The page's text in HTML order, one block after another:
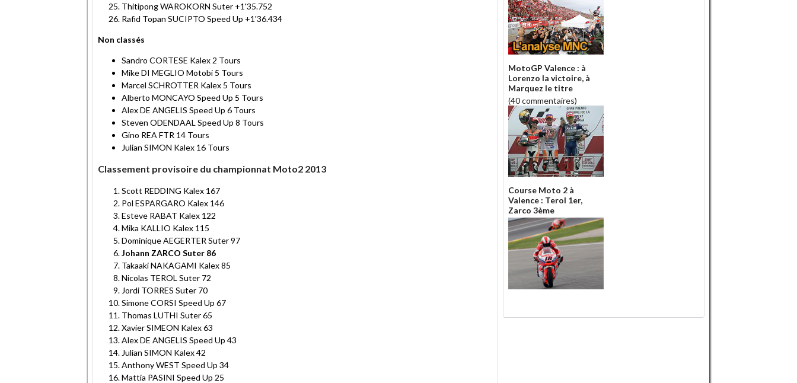
Thitipong WAROKORN Suter +1'35.752
Rafid Topan SUCIPTO Speed Up +1'36.434
Non classés
Sandro CORTESE Kalex 2 Tours
Mike DI MEGLIO Motobi 5 Tours
Marcel SCHROTTER Kalex 5 Tours
Alberto MONCAYO Speed Up 5 Tours
Alex DE ANGELIS Speed Up 6 Tours
Steven ODENDAAL Speed Up 8 Tours
Gino REA FTR 14 Tours
Julian SIMON Kalex 16 Tours
Classement provisoire du championnat Moto2 2013
Scott REDDING Kalex 167
Pol ESPARGARO Kalex 146
Esteve RABAT Kalex 122
Mika KALLIO Kalex 115
Dominique AEGERTER Suter 97
Johann ZARCO Suter 86
Takaaki NAKAGAMI Kalex 85
Nicolas TEROL Suter 72
Jordi TORRES Suter 70
Simone CORSI Speed Up 67
Thomas LUTHI Suter 65
Xavier SIMEON Kalex 63
Alex DE ANGELIS Speed Up 43
Julian SIMON Kalex 42
Anthony WEST Speed Up 34
Mattia PASINI Speed Up 25
MotoGP Valence : à
Lorenzo la victoire, à
Marquez le titre
(40 commentaires)
Course Moto 2 à
Valence : Terol 1er,
Zarco 3ème